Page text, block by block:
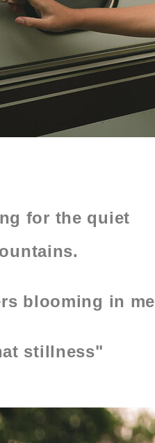
for the quiet
blooming in me
stillness"